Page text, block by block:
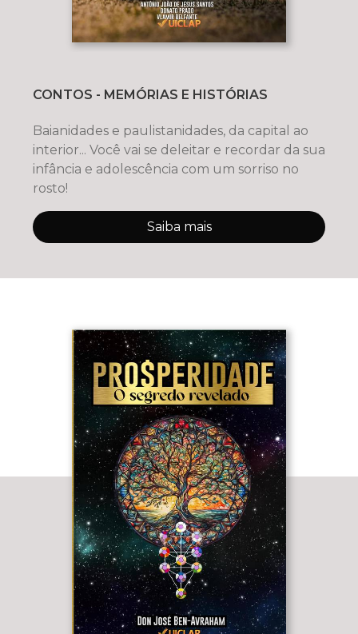
CONTOS - MEMÓRIAS E HISTÓRIAS
Baianidades e paulistanidades, da capital ao
interior... Você vai se deleitar e recordar da sua
infância e adolescência com um sorriso no
rosto!
Saiba mais